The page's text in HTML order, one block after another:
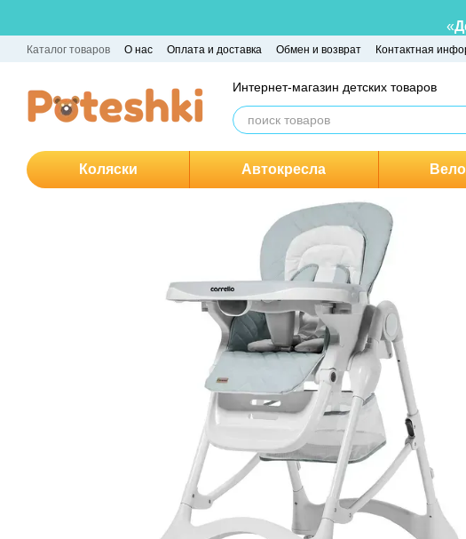
«
Каталог товаров О нас Оплата и доставка Обмен и возврат Контактная
Интернет-магазин детских товаров
Коляски Автокресла